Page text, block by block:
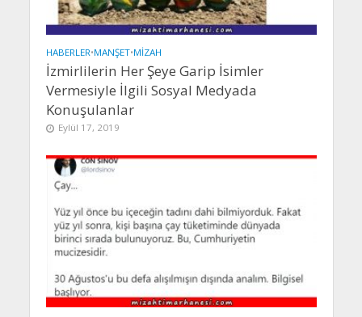
HABERLER•MANŞET•MIZAH
İzmirlilerin Her Şeye Garip İsimler
Vermesiyle İlgili Sosyal Medyada
Konuşulanlar
Eylül 17, 2019